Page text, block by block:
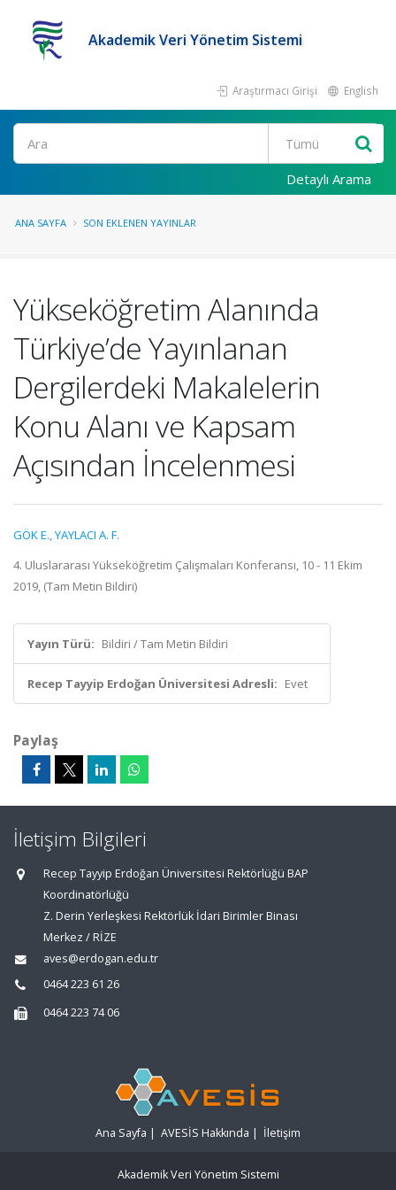
Akademik Veri Yönetim Sistemi
Araştırmacı Girişi English
Ara
Detaylı Arama
ANA SAYFA SON EKLENEN YAYINLAR
Yükseköğretim Alanında
Türkiye’de Yayınlanan
Dergilerdeki Makalelerin
Konu Alanı ve Kapsam
Açısından İncelenmesi
GÖK E.,YAYLACI A. F.
4. Uluslararası Yükseköğretim Çalışmaları Konferansı, 10 - 11 Ekim
2019, (Tam Metin Bildiri)
Yayın Türü: Bildiri / Tam Metin Bildiri
Recep Tayyip Erdoğan Üniversitesi Adresli: Evet
Paylaş
İletişim Bilgileri
Recep Tayyip Erdoğan Üniversitesi Rektörlüğü BAP
Koordinatörlüğü
Z. Derin Yerleşkesi Rektörlük İdari Birimler Binası
Merkez / RİZE
aves@erdogan.edu.tr
0464 223 61 26
0464 223 74 06
Ana Sayfa | AVESİS Hakkında | İletişim
Akademik Veri Yönetim Sistemi